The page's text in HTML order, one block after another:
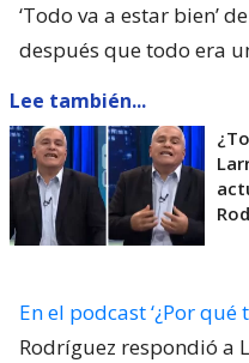
‘Todo va a estar bien’
después que todo era
Lee también...
En el podcast ‘¿Por qué
Rodríguez respondió a